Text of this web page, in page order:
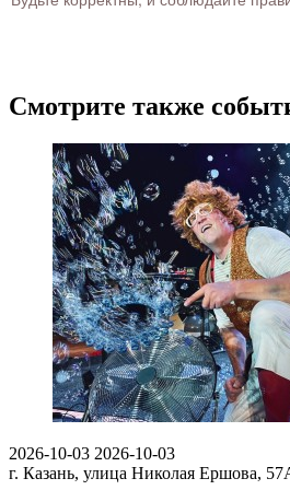
Смотрите также
2026-10-03 2026-10-03
г. Казань, улица Николая Ершова,